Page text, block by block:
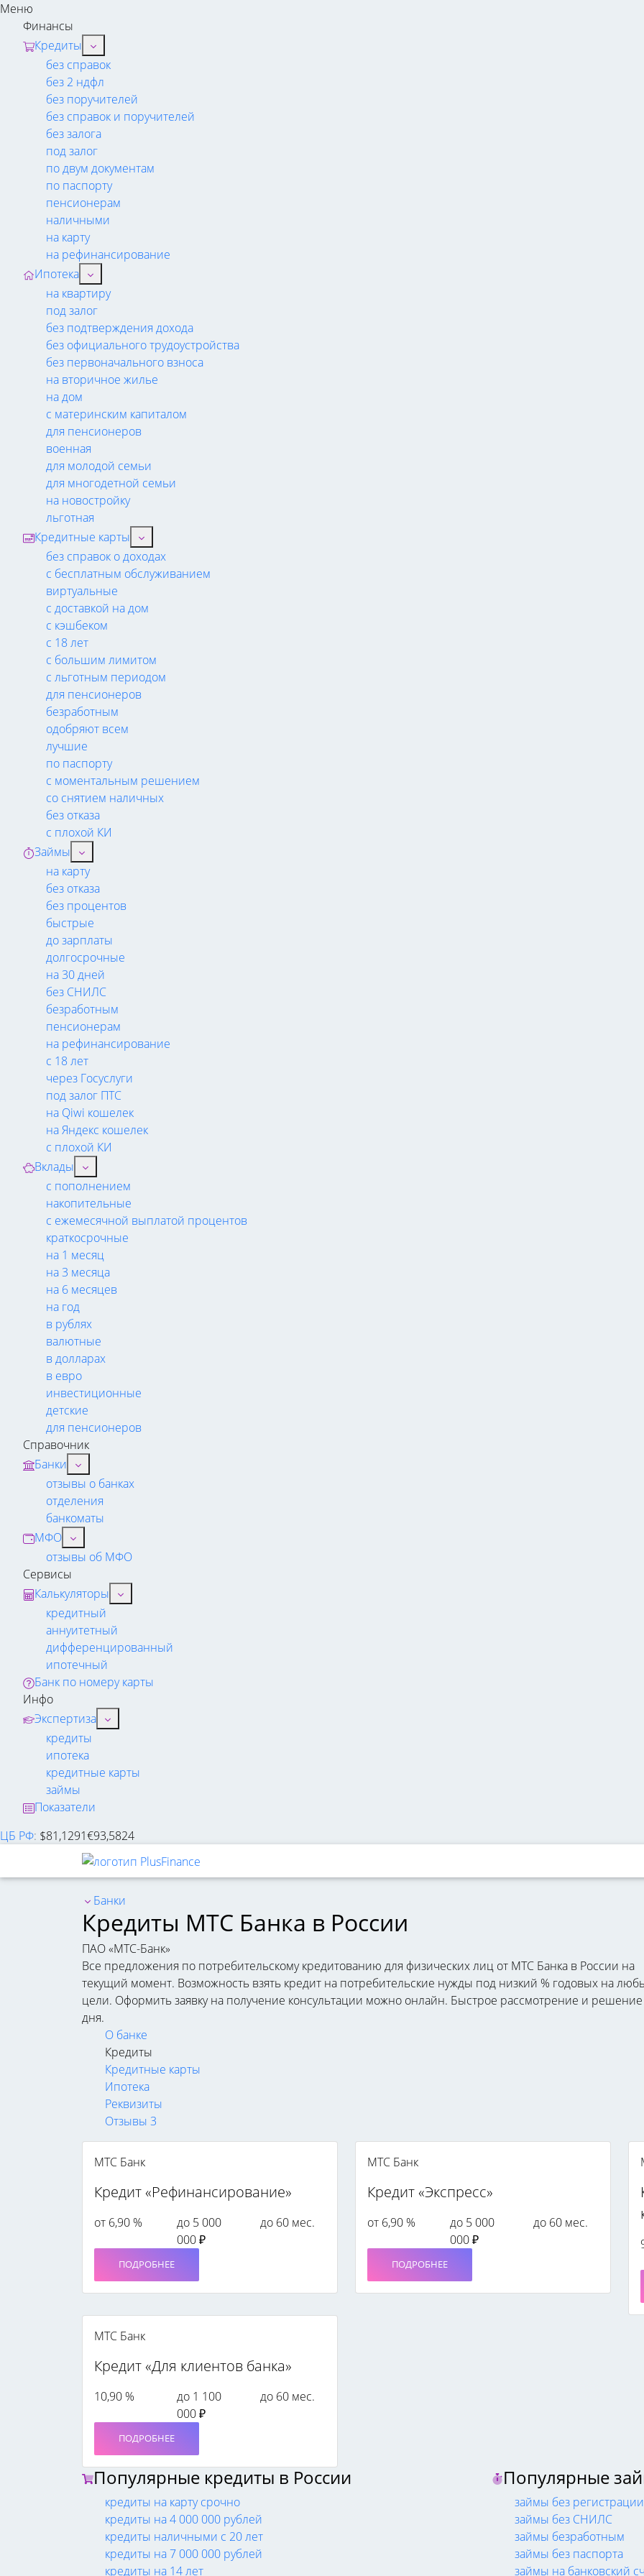
Меню
Финансы
Кредиты
без справок
без 2 ндфл
без поручителей
без справок и поручителей
без залога
под залог
по двум документам
по паспорту
пенсионерам
наличными
на карту
на рефинансирование
Ипотека
на квартиру
под залог
без подтверждения дохода
без официального трудоустройства
без первоначального взноса
на вторичное жилье
на дом
с материнским капиталом
для пенсионеров
военная
для молодой семьи
для многодетной семьи
на новостройку
льготная
Кредитные карты
без справок о доходах
с бесплатным обслуживанием
виртуальные
с доставкой на дом
с кэшбеком
с 18 лет
с большим лимитом
с льготным периодом
для пенсионеров
безработным
одобряют всем
лучшие
по паспорту
с моментальным решением
со снятием наличных
без отказа
с плохой КИ
Займы
на карту
без отказа
без процентов
быстрые
до зарплаты
долгосрочные
на 30 дней
без СНИЛС
безработным
пенсионерам
на рефинансирование
с 18 лет
через Госуслуги
под залог ПТС
на Qiwi кошелек
на Яндекс кошелек
с плохой КИ
Вклады
с пополнением
накопительные
с ежемесячной выплатой процентов
краткосрочные
на 1 месяц
на 3 месяца
на 6 месяцев
на год
в рублях
валютные
в долларах
в евро
инвестиционные
детские
для пенсионеров
Справочник
Банки
отзывы о банках
отделения
банкоматы
МФО
отзывы об МФО
Сервисы
Калькуляторы
кредитный
аннуитетный
дифференцированный
ипотечный
Банк по номеру карты
Инфо
Экспертиза
кредиты
ипотека
кредитные карты
займы
Показатели
ЦБ РФ: $81,1291€93,5824
Банки
Кредиты МТС Банка в России
ПАО «МТС-Банк»
Все предложения по потребительскому кредитованию для физических лиц от МТС Банка в России на
текущий момент. Возможность взять кредит на потребительские нужды под низкий % годовых на
цели. Оформить заявку на получение консультации можно онлайн. Быстрое рассмотрение и решение
дня.
О банке
Кредиты
Кредитные карты
Ипотека
Реквизиты
Отзывы 3
МТС Банк
Кредит «Рефинансирование»
от 6,90 %
до 5 000
000 ₽
до 60 мес.
ПОДРОБНЕЕ
МТС Банк
Кредит «Экспресс»
от 6,90 %
до 5 000
000 ₽
до 60 мес.
ПОДРОБНЕЕ
МТС Банк
Кредит «Для клиентов банка»
10,90 %
до 1 100
000 ₽
до 60 мес.
ПОДРОБНЕЕ
Популярные кредиты в России
кредиты на карту срочно
кредиты на 4 000 000 рублей
кредиты наличными с 20 лет
кредиты на 7 000 000 рублей
кредиты на 14 лет
Популярные
займы без регистрации
займы без СНИЛС
займы безработным
займы без паспорта
займы на банковский